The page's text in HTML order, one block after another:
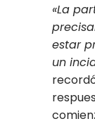
«La
estar
un